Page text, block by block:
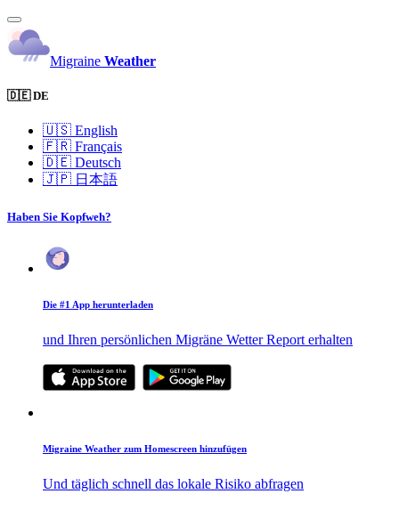
Migraine Weather
🇩🇪 DE
🇺🇸 English
🇫🇷 Français
🇩🇪 Deutsch
🇯🇵 日本語
Haben Sie Kopfweh?
Die #1 App herunterladen
und Ihren persönlichen Migräne Wetter Report erhalten
Migraine Weather zum Homescreen hinzufügen
Und täglich schnell das lokale Risiko abfragen